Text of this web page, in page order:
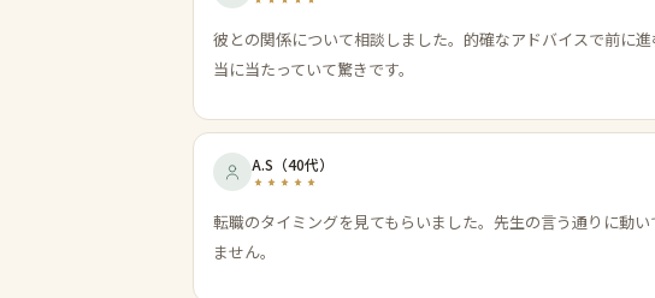
彼との関係について相談しました。的確なアドバイスで前に
当に当たっていて驚きです。
A.S （40代）
転職のタイミングを見てもらいました。先生の言う通りに動
ません。